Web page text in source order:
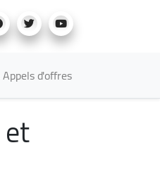
d'offres